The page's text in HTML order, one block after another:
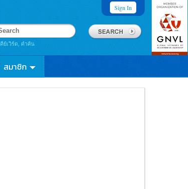
Sign In
ย์เวิร์ด, คำค้น
สมาชิก